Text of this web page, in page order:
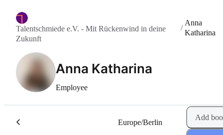
Talentschmiede e.V. - Mit Rückenwind in deine
Zukunft
/
Anna
Katharina
Anna Katharina
Employee
Europe/Berlin
Add